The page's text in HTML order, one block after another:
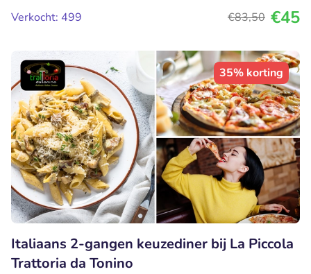
Verkocht: 499
€83,50 €45
35% korting
Italiaans 2-gangen keuzediner bij La Piccola
Trattoria da Tonino